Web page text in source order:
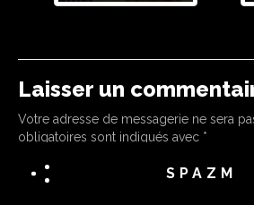
Laisser un
Votre adresse de messagerie ne sera
obligatoires sont indiqués avec *
Commentaire
SPAZM